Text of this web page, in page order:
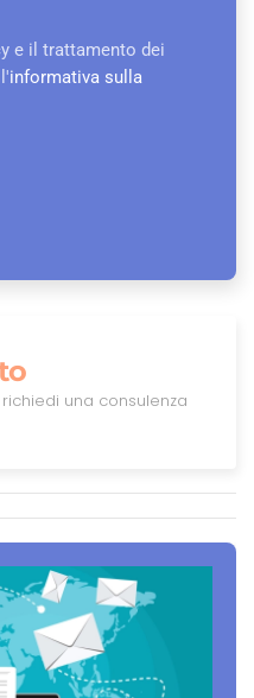
e il trattamento dei
informativa sulla
una consulenza